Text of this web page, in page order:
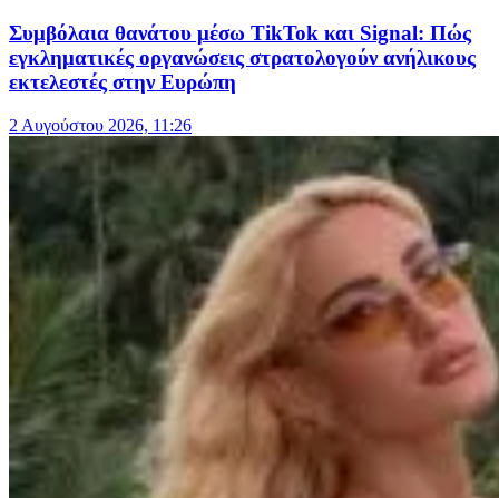
Συμβόλαια θανάτου μέσω TikTok και Signal: Πώς
εγκληματικές οργανώσεις στρατολογούν ανήλικους
εκτελεστές στην Ευρώπη
2 Αυγούστου 2026, 11:26